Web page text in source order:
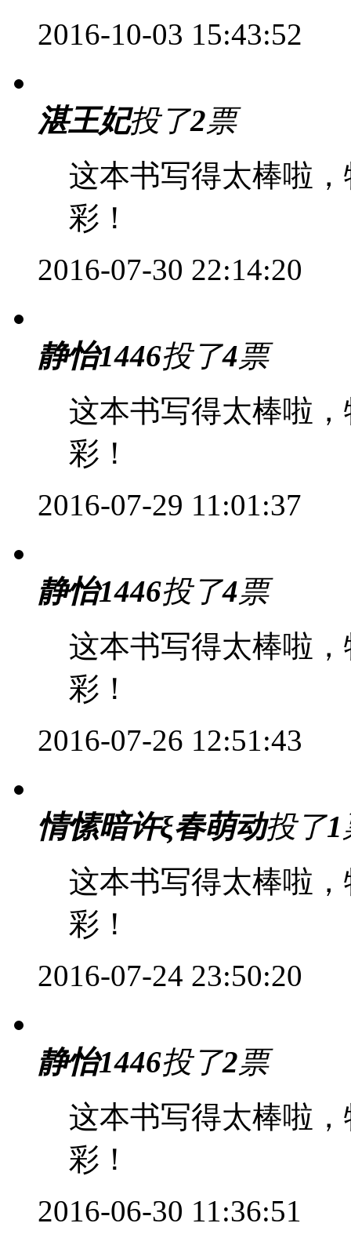
2016-10-03 15:43:52
湛王妃投了2票
这本书写得太棒啦
彩！
2016-07-30 22:14:20
静怡1446投了4票
这本书写得太棒啦
彩！
2016-07-29 11:01:37
静怡1446投了4票
这本书写得太棒啦
彩！
2016-07-26 12:51:43
情愫暗许ξ春萌动投了1
这本书写得太棒啦
彩！
2016-07-24 23:50:20
静怡1446投了2票
这本书写得太棒啦
彩！
2016-06-30 11:36:51